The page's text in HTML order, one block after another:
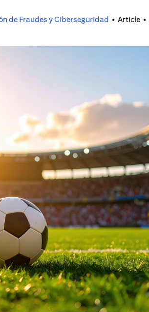
de Fraudes y Ciberseguridad • Article•